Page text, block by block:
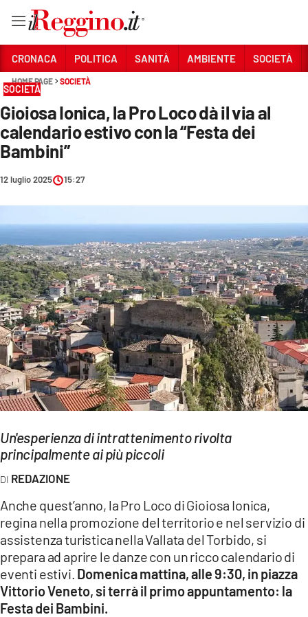
Sezioni
CRONACA
POLITICA
SANITÀ
AMBIENTE
SOCIETÀ
CULTURA
ECONOMIA E LAVORO
EVENTI
SPORT
Streaming
LAC NETWORK
LAC ONAIR
Network
LACPLAY.IT
LACTV.IT
LACONAIR.IT
CRONACA POLITICA SANITÀ AMBIENTE SOCIETÀ
HOME PAGE SOCIETÀ
SOCIETÀ
Gioiosa Ionica, la Pro Loco dà il via al
calendario estivo con la “Festa dei
Bambini”
12 luglio 2025 15:27
Un'esperienza di intrattenimento rivolta
principalmente ai più piccoli
REDAZIONE
Anche quest’anno, la Pro Loco di Gioiosa Ionica,
regina nella promozione del territorio e nel servizio di
assistenza turistica nella Vallata del Torbido, si
prepara ad aprire le danze con un ricco calendario di
eventi estivi. Domenica mattina, alle 9:30, in piazza
Vittorio Veneto, si terrà il primo appuntamento: la
Festa dei Bambini.